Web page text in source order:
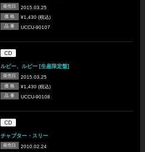
発売日 2015.03.25
価 格 ¥1,430 (税込)
品 番 UCCU-90107
CD
ルビー、ルビー [生産限定盤]
発売日 2015.03.25
価 格 ¥1,430 (税込)
品 番 UCCU-90108
CD
チャプター・スリー
発売日 2010.02.24